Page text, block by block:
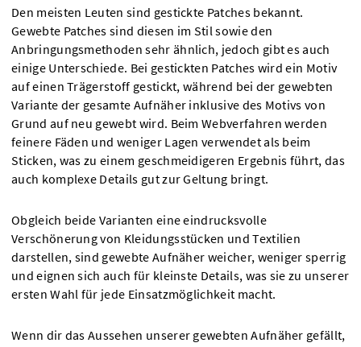
Den meisten Leuten sind gestickte Patches bekannt.
Gewebte Patches sind diesen im Stil sowie den
Anbringungsmethoden sehr ähnlich, jedoch gibt es auch
einige Unterschiede. Bei gestickten Patches wird ein Motiv
auf einen Trägerstoff gestickt, während bei der gewebten
Variante der gesamte Aufnäher inklusive des Motivs von
Grund auf neu gewebt wird. Beim Webverfahren werden
feinere Fäden und weniger Lagen verwendet als beim
Sticken, was zu einem geschmeidigeren Ergebnis führt, das
auch komplexe Details gut zur Geltung bringt.
Obgleich beide Varianten eine eindrucksvolle
Verschönerung von Kleidungsstücken und Textilien
darstellen, sind gewebte Aufnäher weicher, weniger sperrig
und eignen sich auch für kleinste Details, was sie zu unserer
ersten Wahl für jede Einsatzmöglichkeit macht.
Wenn dir das Aussehen unserer gewebten Aufnäher gefällt,